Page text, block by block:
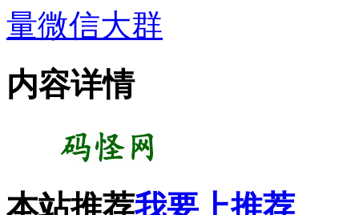
量微信大群
内容详情
本站推荐我要上推荐